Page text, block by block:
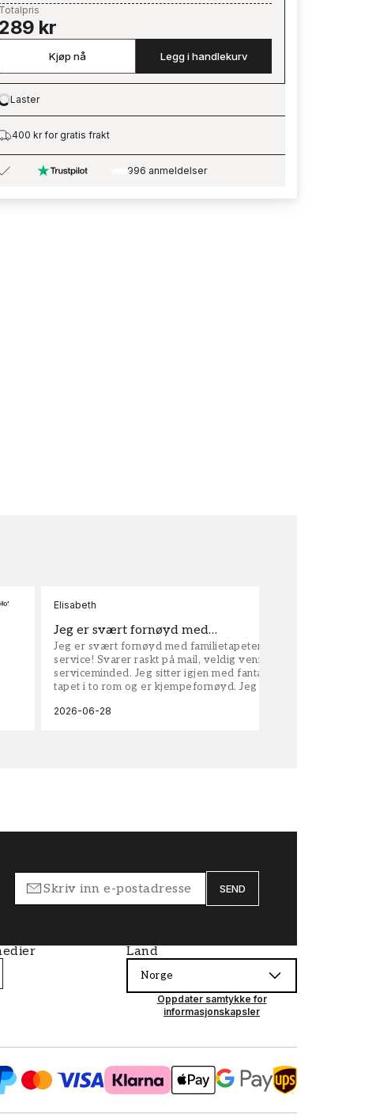
Totalpris
289 kr
Kjøp nå Legg i handlekurv
Loading…
Laster
400 kr for gratis frakt
996 anmeldelser
Elisabeth
Jeg er svært fornøyd med…
Jeg er svært fornøyd med familietapeter. Maken til
service! Svarer raskt på mail, veldig vennlige og
serviceminded. Jeg sitter igjen med fantastisk fin
tapet i to rom og er kjempefornøyd. Jeg anbefaler
2026-06-28
SEND
Land
Norge
Oppdater samtykke for
informasjonskapsler